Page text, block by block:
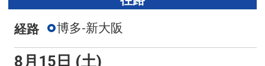
経路 博多-新大阪
8月15日 (土)